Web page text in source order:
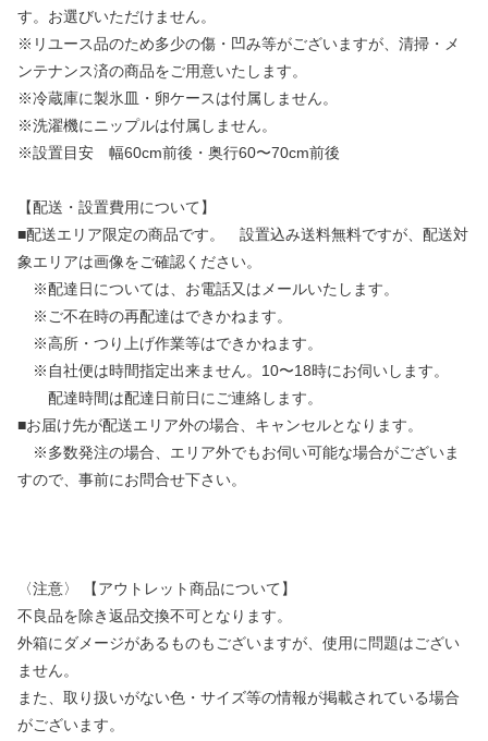
す。お選びいただけません。
※リユース品のため多少の傷・凹み等がございますが、清掃・メ
ンテナンス済の商品をご用意いたします。
※冷蔵庫に製氷皿・卵ケースは付属しません。
※洗濯機にニップルは付属しません。
※設置目安 幅60cm前後・奥行60〜70cm前後
【配送・設置費用について】
■配送エリア限定の商品です。 設置込み送料無料ですが、配送対
象エリアは画像をご確認ください。
※配達日については、お電話又はメールいたします。
※ご不在時の再配達はできかねます。
※高所・つり上げ作業等はできかねます。
※自社便は時間指定出来ません。10〜18時にお伺いします。
配達時間は配達日前日にご連絡します。
■お届け先が配送エリア外の場合、キャンセルとなります。
※多数発注の場合、エリア外でもお伺い可能な場合がございま
すので、事前にお問合せ下さい。
〈注意〉 【アウトレット商品について】
不良品を除き返品交換不可となります。
外箱にダメージがあるものもございますが、使用に問題はござい
ません。
また、取り扱いがない色・サイズ等の情報が掲載されている場合
がございます。